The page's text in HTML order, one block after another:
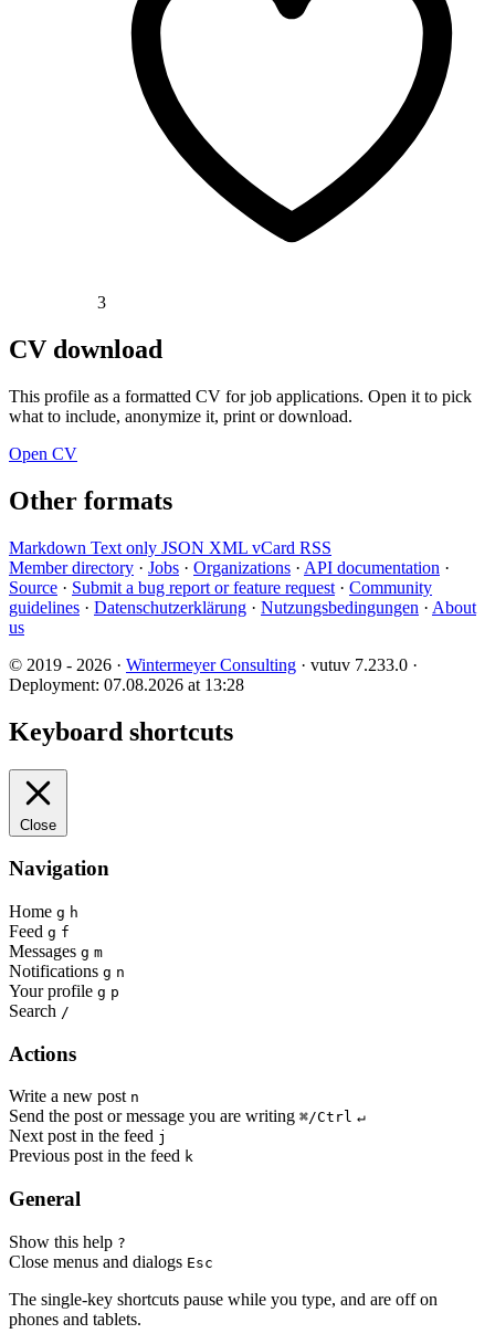
3
CV download
This profile as a formatted CV for job applications. Open it to pick
what to include, anonymize it, print or download.
Open CV
Other formats
Markdown Text only JSON XML vCard RSS
Member directory · Jobs · Organizations · API documentation ·
Source · Submit a bug report or feature request · Community
guidelines · Datenschutzerklärung · Nutzungsbedingungen · About
us
© 2019 - 2026 · Wintermeyer Consulting · vutuv 7.233.0 ·
Deployment: 07.08.2026 at 13:28
Keyboard shortcuts
Close
Navigation
Home g h
Feed g f
Messages g m
Notifications g n
Your profile g p
Search /
Actions
Write a new post n
Send the post or message you are writing ⌘/Ctrl ↵
Next post in the feed j
Previous post in the feed k
General
Show this help ?
Close menus and dialogs Esc
The single-key shortcuts pause while you type, and are off on
phones and tablets.